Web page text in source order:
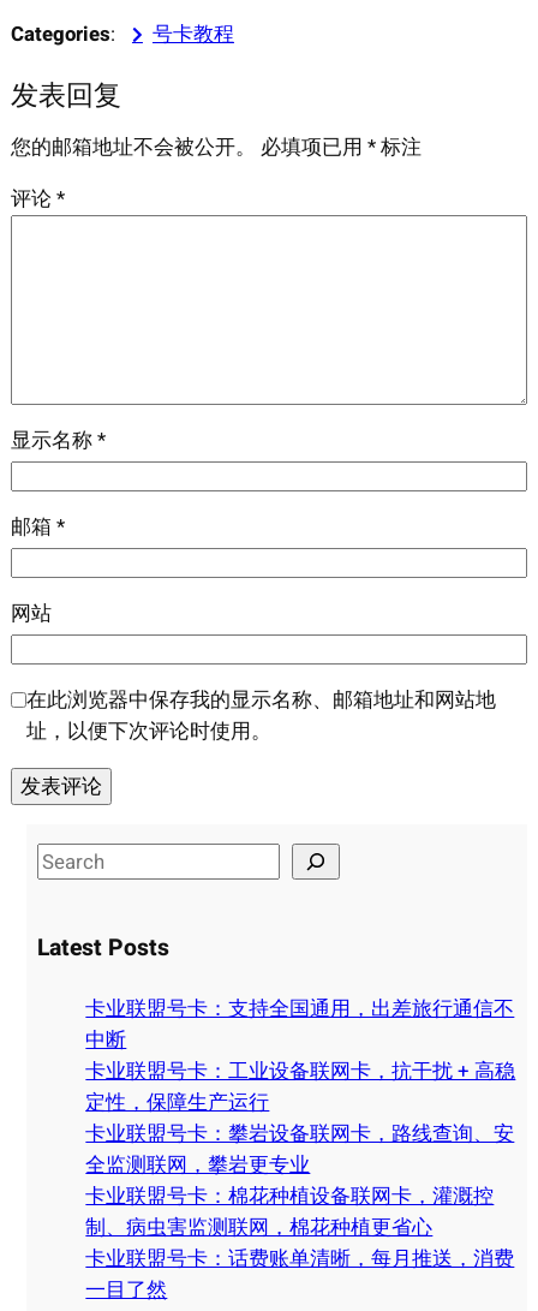
Categories: 号卡教程
发表回复
您的邮箱地址不会被公开。 必填项已用 *标注
评论 *
显示名称*
邮箱 *
网站
在此浏览器中保存我的显示名称、邮箱地址和网站地
址，以便下次评论时使用。
S
e
r
Latest Posts
卡业联盟号卡：支持全国通用，出差旅行通信不
中断
卡业联盟号卡：工业设备联网卡，抗干扰 + 高稳
定性，保障生产运行
卡业联盟号卡：攀岩设备联网卡，路线查询、安
全监测联网，攀岩更专业
卡业联盟号卡：棉花种植设备联网卡，灌溉控
制、病虫害监测联网，棉花种植更省心
卡业联盟号卡：话费账单清晰，每月推送，消费
一目了然